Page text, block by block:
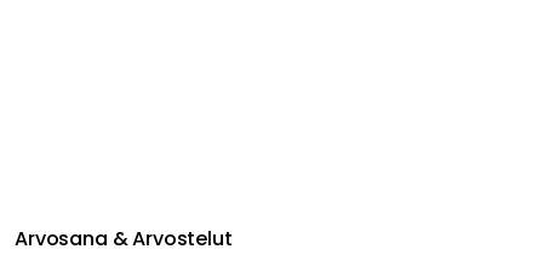
Arvosana & Arvostelut